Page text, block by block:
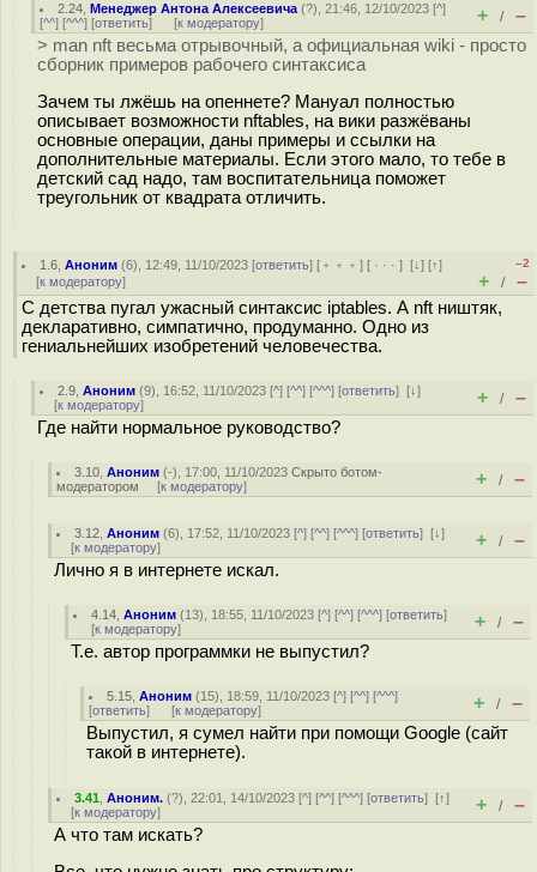
2.24 ,Менеджер Антона Алексеевича (?), 21:46, 12/10/2023 [^]
[^^] [^^^] [ответить] [к модератору] + / –
> man nft весьма отрывочный, а официальная wiki - просто
сборник примеров рабочего синтаксиса
Зачем ты лжёшь на опеннете? Мануал полностью
описывает возможности nftables, на вики разжёваны
основные операции, даны примеры и ссылки на
дополнительные материалы. Если этого мало, то тебе в
детский сад надо, там воспитательница поможет
треугольник от квадрата отличить.
1.6 ,Аноним (6), 12:49, 11/10/2023 [ответить] [ ﹢﹢﹢] [ · · ·][↓] [↑]
[к модератору]
–2
+ / –
С детства пугал ужасный синтаксис iptables. А nft ништяк,
декларативно, симпатично, продуманно. Одно из
гениальнейших изобретений человечества.
2.9 ,Аноним (9), 16:52, 11/10/2023 [^] [^^] [^^^] [ответить][↓]
[к модератору] + / –
Где найти нормальное руководство?
3.10 ,Аноним (-), 17:00, 11/10/2023Скрыто ботом-
модератором [к модератору] + / –
3.12 ,Аноним (6), 17:52, 11/10/2023 [^] [^^] [^^^] [ответить][↓]
[к модератору] + / –
Лично я в интернете искал.
4.14 ,Аноним (13), 18:55, 11/10/2023 [^] [^^] [^^^] [ответить]
[к модератору] + / –
Т.е. автор программки не выпустил?
5.15 ,Аноним (15), 18:59, 11/10/2023 [^] [^^] [^^^]
[ответить] [к модератору] + / –
Выпустил, я сумел найти при помощи Google (сайт
такой в интернете).
3.41 ,Аноним. (?), 22:01, 14/10/2023 [^] [^^] [^^^] [ответить][↑]
[к модератору] + / –
А что там искать?